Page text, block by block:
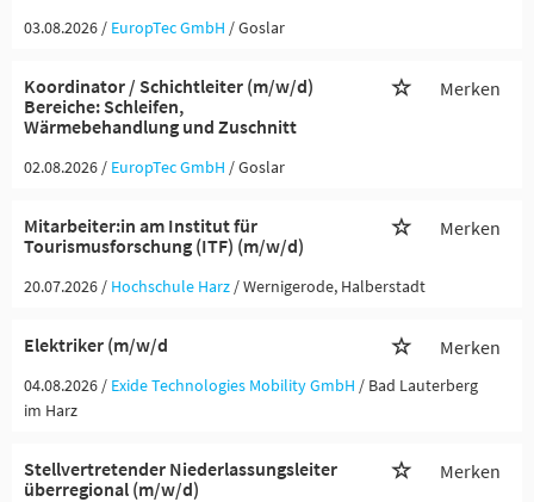
03.08.2026 / EuropTec GmbH / Goslar
Koordinator / Schichtleiter (m/w/d)
Bereiche: Schleifen,
Wärmebehandlung und Zuschnitt
Merken
02.08.2026 / EuropTec GmbH / Goslar
Mitarbeiter:in am Institut für
Tourismusforschung (ITF) (m/w/d)
Merken
20.07.2026 / Hochschule Harz / Wernigerode, Halberstadt
Elektriker (m/w/d Merken
04.08.2026 / Exide Technologies Mobility GmbH / Bad Lauterberg
im Harz
Stellvertretender Niederlassungsleiter
überregional (m/w/d)
Merken